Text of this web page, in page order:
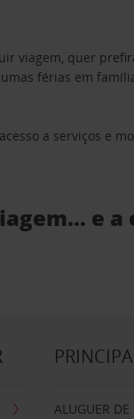
viagem, quer
férias em
a serviços e
e a
ALUGUER